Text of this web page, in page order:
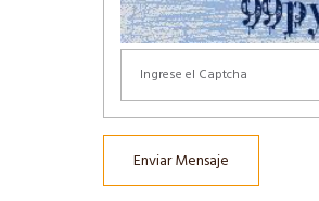
Enviar Mensaje